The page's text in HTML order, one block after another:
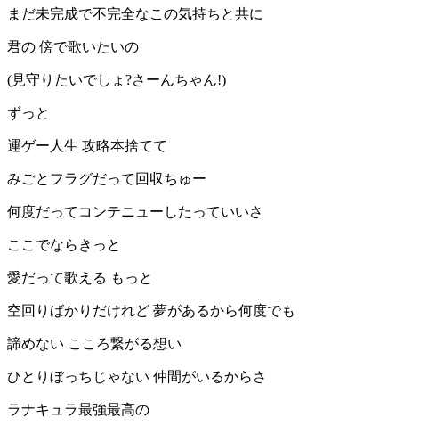
まだ未完成で不完全なこの気持ちと共に
君の 傍で歌いたいの
(見守りたいでしょ?さーんちゃん!)
ずっと
運ゲー人生 攻略本捨てて
みごとフラグだって回収ちゅー
何度だってコンテニューしたっていいさ
ここでならきっと
愛だって歌える もっと
空回りばかりだけれど 夢があるから何度でも
諦めない こころ繋がる想い
ひとりぼっちじゃない 仲間がいるからさ
ラナキュラ最強最高の